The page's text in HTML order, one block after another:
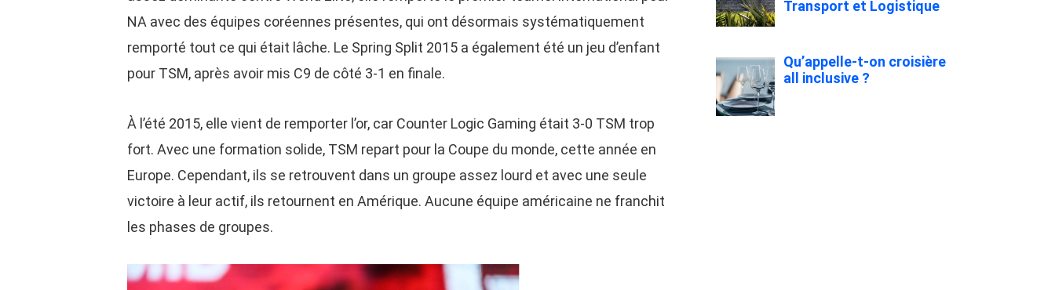
NA avec des équipes coréennes présentes, qui ont désormais systématiquement
remporté tout ce qui était lâche. Le Spring Split 2015 a également été un jeu d’enfant
pour TSM, après avoir mis C9 de côté 3-1 en finale.
À l’été 2015, elle vient de remporter l’or, car Counter Logic Gaming était 3-0 TSM trop
fort. Avec une formation solide, TSM repart pour la Coupe du monde, cette année en
Europe. Cependant, ils se retrouvent dans un groupe assez lourd et avec une seule
victoire à leur actif, ils retournent en Amérique. Aucune équipe américaine ne franchit
les phases de groupes.
Transport et Logistique
Qu’appelle-t-on croisière
all inclusive ?